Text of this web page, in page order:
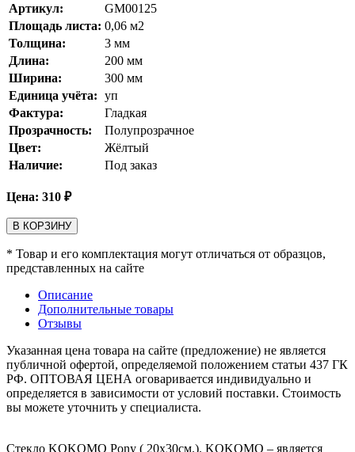
Артикул:
GM00125
Площадь листа: 0,06 м2
Толщина:
3 мм
Длина:
200 мм
Ширина:
300 мм
Единица учёта: уп
Фактура:
Гладкая
Прозрачность:
Полупрозрачное
Цвет:
Жёлтый
Наличие:
Под заказ
Цена: 310 ₽
В КОРЗИНУ
* Товар и его комплектация могут отличаться от образцов,
представленных на сайте
Описание
Дополнительные товары
Отзывы
Указанная цена товара на сайте (предложение) не является
публичной офертой, определяемой положением статьи 437 ГК
РФ. ОПТОВАЯ ЦЕНА оговаривается индивидуально и
определяется в зависимости от условий поставки. Стоимость
вы можете уточнить у специалиста.
Стекло KOKOMO Pony ( 20х30см.). KOKOMO – является